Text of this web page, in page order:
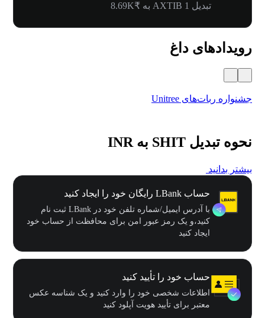
تبدیل 1 AXTIB به ₹8.69K
رویدادهای داغ
جشنواره ربات‌های Unitree
نحوه تبدیل SHIT به INR
بیشتر بدانید
حساب LBank رایگان خود را ایجاد کنید
با آدرس ایمیل/شماره تلفن خود در LBank ثبت نام
کنید،و یک رمز عبور امن برای محافظت از حساب خود
ایجاد کنید
حساب خود را تأیید کنید
اطلاعات شخصی خود را وارد کنید و یک شناسه عکس
معتبر برای تأیید هویت آپلود کنید